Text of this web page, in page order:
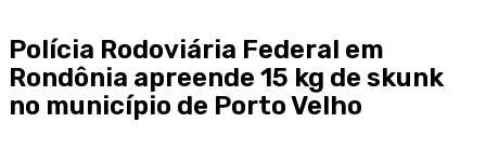
Polícia Rodoviária Federal em
Rondônia apreende 15 kg de skunk
no município de Porto Velho